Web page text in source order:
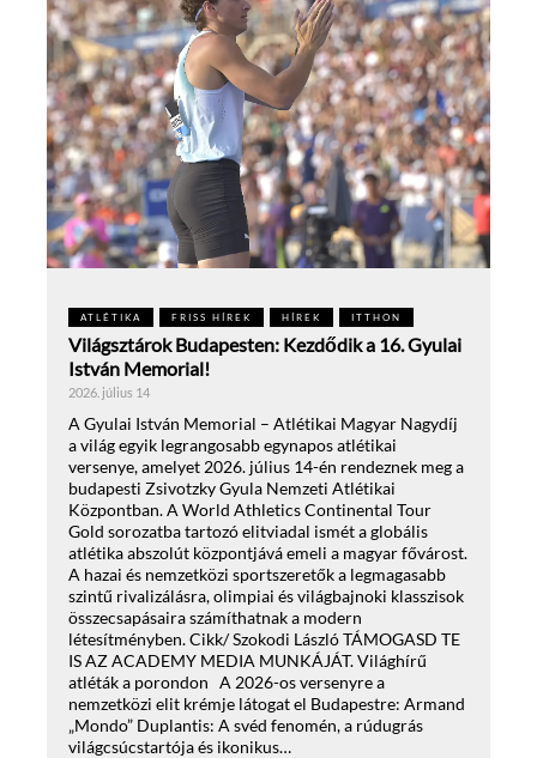
ATLÉTIKA FRISS HÍREK HÍREK ITTHON
Világsztárok Budapesten: Kezdődik a 16. Gyulai
István Memorial!
2026. július 14
A Gyulai István Memorial – Atlétikai Magyar Nagydíj
a világ egyik legrangosabb egynapos atlétikai
versenye, amelyet 2026. július 14-én rendeznek meg a
budapesti Zsivotzky Gyula Nemzeti Atlétikai
Központban. A World Athletics Continental Tour
Gold sorozatba tartozó elitviadal ismét a globális
atlétika abszolút központjává emeli a magyar fővárost.
A hazai és nemzetközi sportszeretők a legmagasabb
szintű rivalizálásra, olimpiai és világbajnoki klasszisok
összecsapásaira számíthatnak a modern
létesítményben. Cikk/ Szokodi László TÁMOGASD TE
IS AZ ACADEMY MEDIA MUNKÁJÁT. Világhírű
atléták a porondon A 2026-os versenyre a
nemzetközi elit krémje látogat el Budapestre: Armand
„Mondo” Duplantis: A svéd fenomén, a rúdugrás
világcsúcstartója és ikonikus…